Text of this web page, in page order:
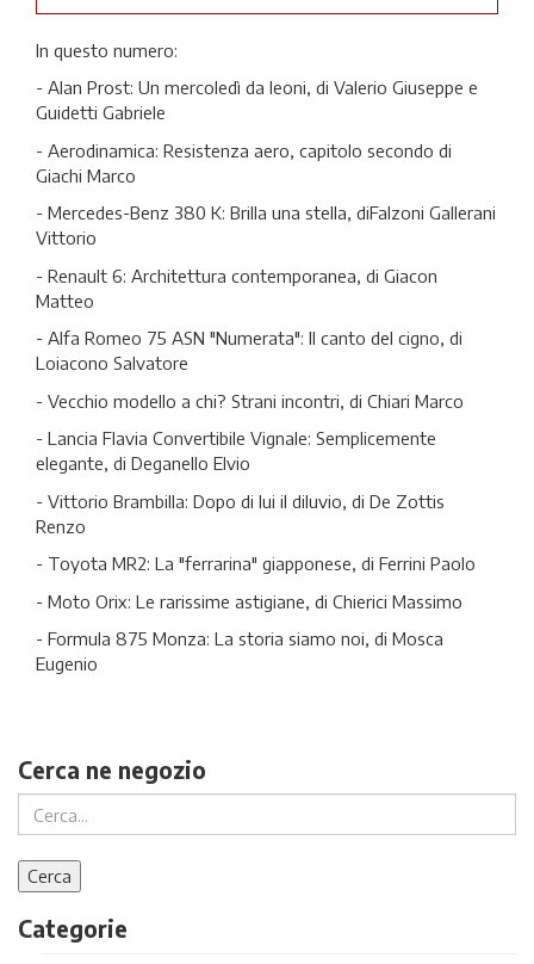
In questo numero:
- Alan Prost: Un mercoledì da leoni, di Valerio Giuseppe e
Guidetti Gabriele
- Aerodinamica: Resistenza aero, capitolo secondo di
Giachi Marco
- Mercedes-Benz 380 K: Brilla una stella, diFalzoni Gallerani
Vittorio
- Renault 6: Architettura contemporanea, di Giacon
Matteo
- Alfa Romeo 75 ASN "Numerata": Il canto del cigno, di
Loiacono Salvatore
- Vecchio modello a chi? Strani incontri, di Chiari Marco
- Lancia Flavia Convertibile Vignale: Semplicemente
elegante, di Deganello Elvio
- Vittorio Brambilla: Dopo di lui il diluvio, di De Zottis
Renzo
- Toyota MR2: La "ferrarina" giapponese, di Ferrini Paolo
- Moto Orix: Le rarissime astigiane, di Chierici Massimo
- Formula 875 Monza: La storia siamo noi, di Mosca
Eugenio
Cerca ne negozio
Categorie